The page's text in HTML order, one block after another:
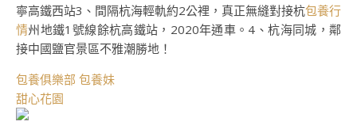
寧高鐵西站3、間隔杭海輕軌約2公裡，真正無縫對接杭包養行
情州地鐵1號線餘杭高鐵站，2020年通車。4、杭海同城，鄰
接中國鹽官景區不雅潮勝地！
包養俱樂部 包養妹
甜心花園